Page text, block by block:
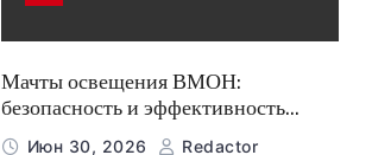
Мачты освещения ВМОН:
безопасность и эффективность
ночьюИюн 30, 2026 Redactor